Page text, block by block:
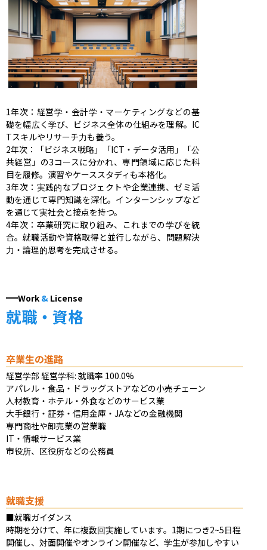
1年次：経営学・会計学・マーケティングなどの基
礎を幅広く学び、ビジネス全体の仕組みを理解。IC
Tスキルやリサーチ力も養う。
2年次：「ビジネス戦略」「ICT・データ活用」「公
共経営」の3コースに分かれ、専門領域に応じた科
目を履修。演習やケーススタディも本格化。
3年次：実践的なプロジェクトや企業連携、ゼミ活
動を通じて専門知識を深化。インターンシップなど
を通じて実社会と接点を持つ。
4年次：卒業研究に取り組み、これまでの学びを統
合。就職活動や資格取得と並行しながら、問題解決
力・論理的思考を完成させる。
Work & License
就職・資格
卒業生の進路
経営学部 経営学科: 就職率 100.0%​
アパレル・食品・ドラッグストアなどの小売チェーン
人材教育・ホテル・外食などのサービス業
大手銀行・証券・信用金庫・JAなどの金融機関
専門商社や卸売業の営業職
IT・情報サービス業
市役所、区役所などの公務員
就職支援
■就職ガイダンス
時期を分けて、年に複数回実施しています。1期につき2~5日程
開催し、対面開催やオンライン開催など、学生が参加しやすい